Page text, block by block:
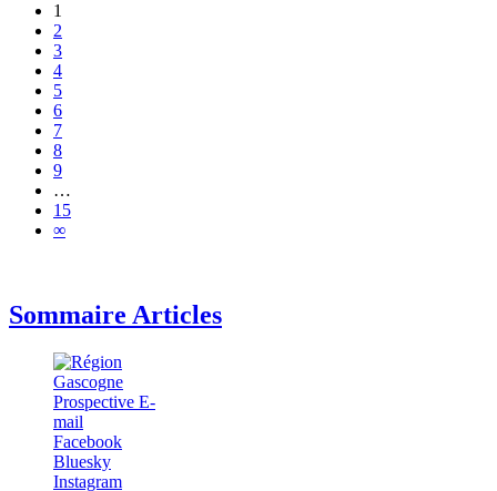
1
2
3
4
5
6
7
8
9
…
15
∞
Sommaire Articles